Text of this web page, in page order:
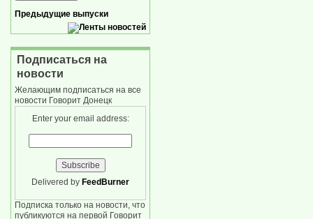
Предыдущие выпуски
Подписаться на
новости
Желающим подписаться на все
новости Говорит Донецк
Enter your email address:
Delivered by FeedBurner
Подписка только на новости, что
публикуются на первой Говорит